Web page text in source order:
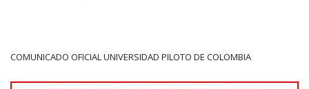
COMUNICADO OFICIAL UNIVERSIDAD PILOTO DE COLOMBIA